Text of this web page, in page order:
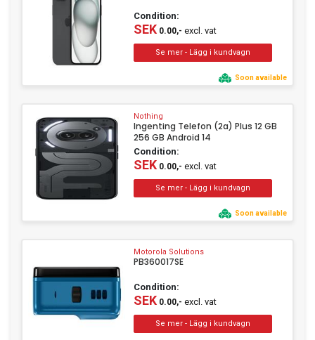
Condition:
SEK0.00,- excl. vat
Soon available
Nothing
Ingenting Telefon (2a) Plus 12 GB
256 GB Android 14
Condition:
SEK0.00,- excl. vat
Soon available
Motorola Solutions
PB360017SE
Condition:
SEK0.00,- excl. vat